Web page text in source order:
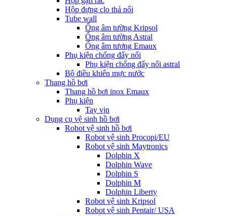
Hộp đựng clo thả nổi
Tube wall
Ống âm tường Kripsol
Ống âm tường Astral
Ống âm tương Emaux
Phụ kiện chống đẩy nổi
Phụ kiện chống đẩy nổi astral
Bộ điều khiển mực nước
Thang hồ bơi
Thang hồ bơi inox Emaux
Phụ kiện
Tay vịn
Dụng cụ vệ sinh hồ bơi
Robot vệ sinh hồ bơi
Robot vệ sinh Procopi/EU
Robot vệ sinh Maytronics
Dolphin X
Dolphin Wave
Dolphin S
Dolphin M
Dolphin Liberty
Robot vệ sinh Kripsol
Robot vệ sinh Pentair/ USA